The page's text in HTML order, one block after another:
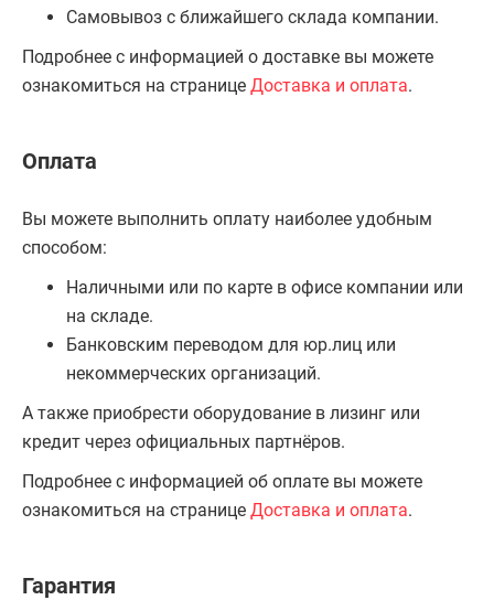
Самовывоз с ближайшего склада компании.
Подробнее с информацией о доставке вы можете
ознакомиться на странице Доставка и оплата.
Оплата
Вы можете выполнить оплату наиболее удобным
способом:
Наличными или по карте в офисе компании или
на складе.
Банковским переводом для юр.лиц или
некоммерческих организаций.
А также приобрести оборудование в лизинг или
кредит через официальных партнёров.
Подробнее с информацией об оплате вы можете
ознакомиться на странице Доставка и оплата.
Гарантия